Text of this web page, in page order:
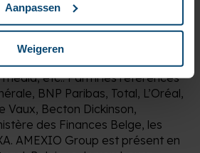
Aanpassen
Weigeren
du multi-cloud. AMEXIO
clients grands comptes dans
: bancassurance, énergie,
et organismes publics,
etc.. Parmi les références
BNP Paribas, Total, L’Oréal,
Vaux, Becton Dickinson,
des Finances Belge, les
AMEXIO Group est présent en